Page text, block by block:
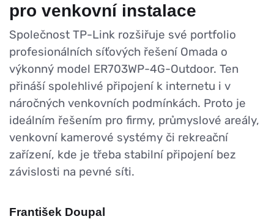
pro venkovní instalace
Společnost TP-Link rozšiřuje své portfolio
profesionálních síťových řešení Omada o
výkonný model ER703WP-4G-Outdoor. Ten
přináší spolehlivé připojení k internetu i v
náročných venkovních podmínkách. Proto je
ideálním řešením pro firmy, průmyslové areály,
venkovní kamerové systémy či rekreační
zařízení, kde je třeba stabilní připojení bez
závislosti na pevné síti.
František Doupal